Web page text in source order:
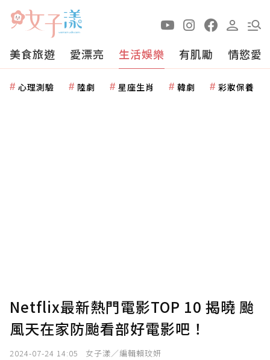
美食旅遊 愛漂亮 生活娛樂 有肌勵 情慾愛
心理測驗 陸劇 星座生肖 韓劇 彩妝保養
Netflix最新熱門電影TOP 10 揭曉 颱
風天在家防颱看部好電影吧！
2024-07-24 14:05 女子漾／編輯賴玟妍